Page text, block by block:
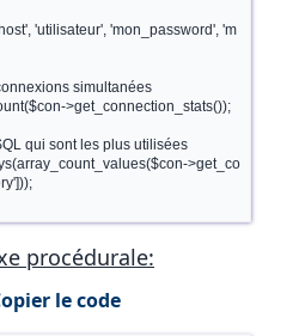
'utilisateur', 'mon_password', 'm
simultanées
>get_connection_stats());
qui sont les plus utilisées
>get_co
procédurale:
le code